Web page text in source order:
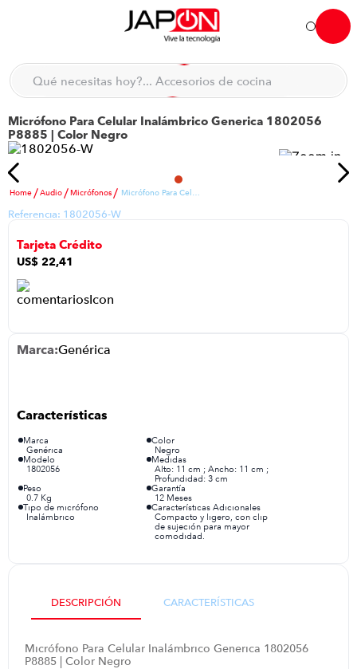
Hola... qué necesitas hoy?
Qué necesitas hoy?... Accesorios de cocina
Micrófono Para Celular Inalámbrico Generica 1802056
P8885 | Color Negro
Audio Micrófonos Micrófono Para Celular Inalámbrico Generica 1802056 P8885 | Color Negro
Referencia: 1802056-W
Tarjeta Crédito
US$ 22,41
Genérica
Marca
Genérica
Color
Negro
Modelo
1802056
Medidas
Alto: 11 cm ; Ancho: 11 cm ;
Profundidad: 3 cm
Peso
0.7 Kg
Garantía
12 Meses
Tipo de micrófono
Inalámbrico
Características Adicionales
Compacto y ligero, con clip
de sujeción para mayor
comodidad.
DESCRIPCIÓN CARACTERÍSTICAS
Micrófono Para Celular Inalámbrico Generica 1802056
P8885 | Color Negro
TÉRMINOS MÁS BUSCADOS
1. moto
lavadora
5 . scooter
congelador